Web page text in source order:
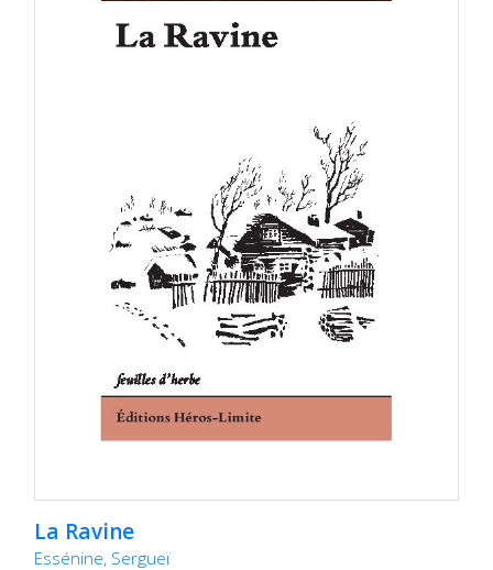
La Ravine
Essénine, Sergueï